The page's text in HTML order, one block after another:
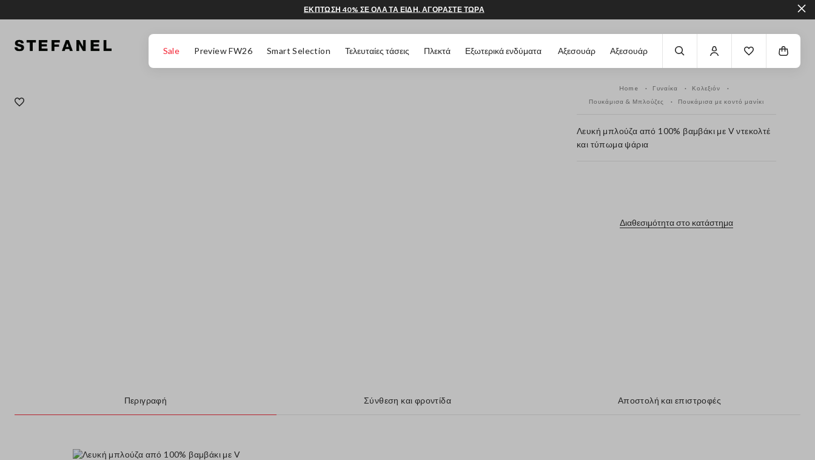
Sale Preview FW26 Smart Selection Τελευταίες τάσεις Πλεκτά Εξωτερικά ενδύματα Αξεσουάρ Αξεσουάρ
ΕΚΠΤΩΣΗ 40% ΣΕ ΟΛΑ ΤΑ ΕΙΔΗ. ΑΓΟΡΑΣΤΕ ΤΩΡΑ
Home Γυναίκα
Κολεξιόν
Πουκάμισα & Μπλούζες
Πουκάμισα με κοντό μανίκι
Λευκή μπλούζα από 100% βαμβάκι με V ντεκολτέ
και τύπωμα ψάρια
Διαθεσιμότητα στο κατάστημα
Περιγραφή Σύνθεση και φροντίδα Αποστολή και επιστροφές